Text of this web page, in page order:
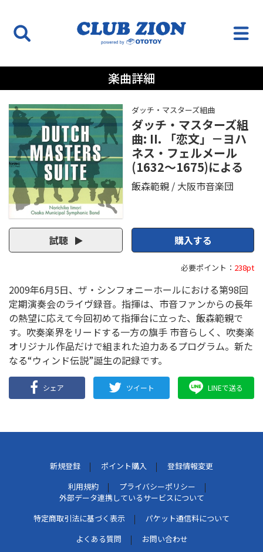
楽曲詳細
ダッチ・マスターズ組曲
ダッチ・マスターズ組
曲: II. 「恋文」－ヨハ
ネス・フェルメール
(1632～1675)による
飯森範親 大阪市音楽団
試聴 購入する
必要ポイント： 238pt
2009年6月5日、ザ・シンフォニーホールにおける第98回
定期演奏会のライヴ録音。指揮は、市音ファンからの長年
の熱望に応えて今回初めて指揮台に立った、飯森範親で
す。吹奏楽界をリードする一方の旗手 市音らしく、吹奏楽
オリジナル作品だけで組まれた迫力あるプログラム。新た
なる“ウィンド伝説”誕生の記録です。
シェア ツイート LINEで送る
新規登録 ポイント購入
登録情報変更
利用規約
プライバシーポリシー
外部データ連携しているサービスについて
特定商取引法に基づく表示
パケット通信料について
よくある質問
お問い合わせ